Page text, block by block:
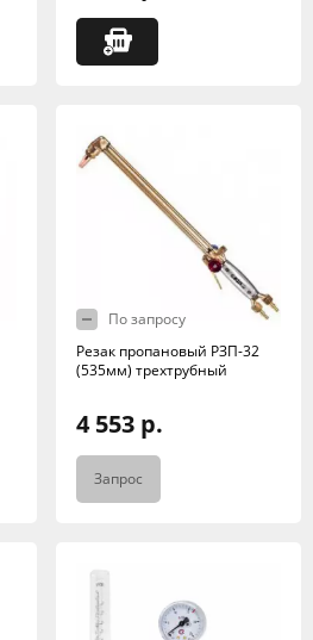
По запросу
Резак пропановый РЗП-32
(535мм) трехтрубный
4 553 р.
Запрос